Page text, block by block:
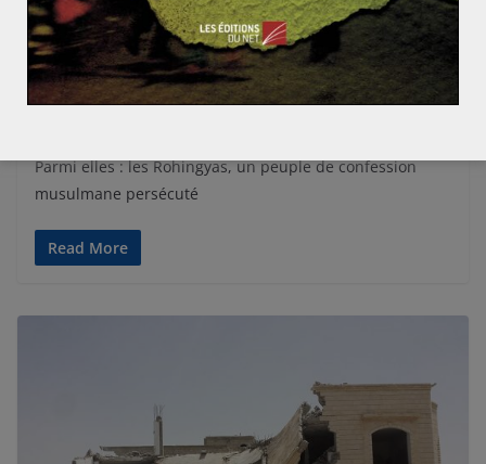
ACTUALITÉS ASIE DU SUD-EST ASIE ET OCÉANIE SUJETS CHAUDS
Pablo MENGUY 8 février 2017
1 Comment
Birmanie,Rohingyas
Les Rohingyas, peuple oublié de Birmanie
Parmi elles : les Rohingyas, un peuple de confession
musulmane persécuté
Read More